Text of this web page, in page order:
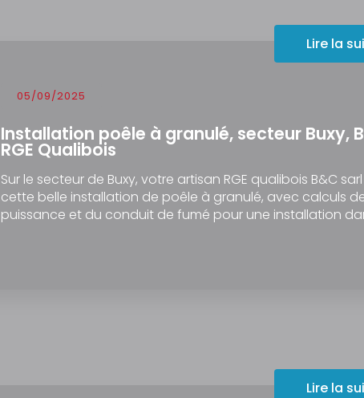
05/09/2025
Installation poêle à granulé, secteur Buxy,
RGE Qualibois
Sur le secteur de Buxy, votre artisan RGE qualibois B&C
cette belle installation de poêle à granulé, avec calculs
puissance et du conduit de fumé pour une installation
Lire la
Lire la